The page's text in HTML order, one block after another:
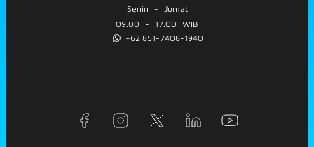
Senin - Jumat
09.00 - 17.00 WIB
+62 851-7408-1940